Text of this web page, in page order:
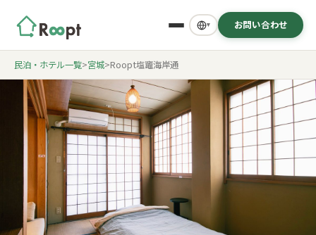
▾ お問い合わせ
民泊・ホテル一覧>宮城>Roopt塩竈海岸通